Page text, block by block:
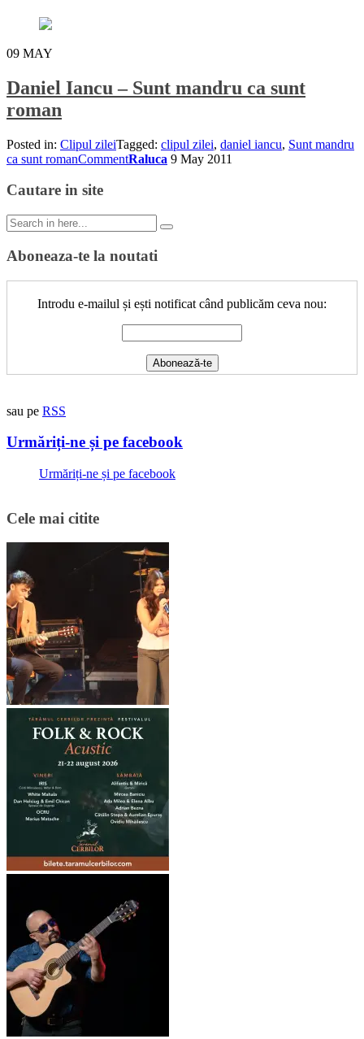
09 MAY
Daniel Iancu – Sunt mandru ca sunt
roman
Posted in: Clipul zileiTagged: clipul zilei, daniel iancu, Sunt mandru
ca sunt romanCommentRaluca 9 May 2011
Cautare in site
Search
for:
Aboneaza-te la noutati
Introdu e-mailul și ești notificat când publicăm ceva nou:
sau pe RSS
Urmăriți-ne și pe facebook
Urmăriți-ne și pe facebook
Cele mai citite